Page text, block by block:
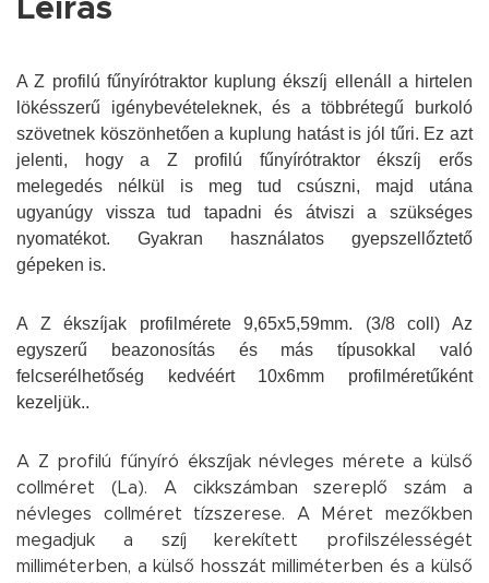
Leírás
A Z profilú fűnyírótraktor kuplung ékszíj ellenáll a hirtelen
lökésszerű igénybevételeknek, és a többrétegű burkoló
szövetnek köszönhetően a kuplung hatást is jól tűri. Ez azt
jelenti, hogy a Z profilú fűnyírótraktor ékszíj erős
melegedés nélkül is meg tud csúszni, majd utána
ugyanúgy vissza tud tapadni és átviszi a szükséges
nyomatékot. Gyakran használatos gyepszellőztető
gépeken is.
A Z ékszíjak profilmérete 9,65x5,59mm. (3/8 coll) Az
egyszerű beazonosítás és más típusokkal való
felcserélhetőség kedvéért 10x6mm profilméretűként
kezeljük..
A Z profilú fűnyíró ékszíjak névleges mérete a külső
collméret (La). A cikkszámban szereplő szám a
névleges collméret tízszerese. A Méret mezőkben
megadjuk a szíj kerekített profilszélességét
milliméterben, a külső hosszát milliméterben és a külső